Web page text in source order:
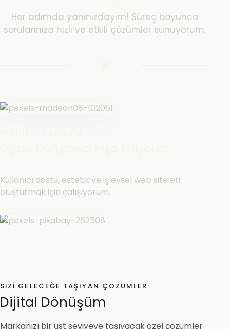
Her adımda yanınızdayım! Süreç boyunca
sorularınıza hızlı ve etkili çözümler sunuyorum.
Kullanıcı dostu, estetik ve işlevsel web siteleri
oluşturmak için çalışıyorum.
SIZI GELECEĞE TAŞIYAN ÇÖZÜMLER
Dijital Dönüşüm
Markanızı bir üst seviyeye taşıyacak özel çözümler